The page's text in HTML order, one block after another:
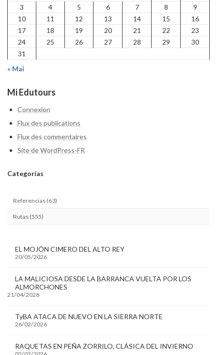
3
4 5 6 7 8
9
10
11 12 13 14 15
16
17
18 19 20 21 22
23
24
25 26 27 28 29
30
31
« Mai
Mi Edutours
Connexion
Flux des publications
Flux des commentaires
Site de WordPress-FR
Categorías
Referencias (63)
Rutas (555)
EL MOJÓN CIMERO DEL ALTO REY
20/05/2026
LA MALICIOSA DESDE LA BARRANCA VUELTA POR LOS
ALMORCHONES
21/04/2026
TyBA ATACA DE NUEVO EN LA SIERRA NORTE
26/02/2026
RAQUETAS EN PEÑA ZORRILO, CLÁSICA DEL INVIERNO